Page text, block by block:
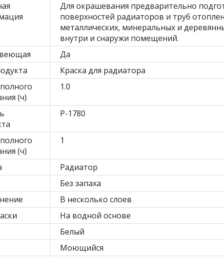
Для окрашевания предварительно
поверхностей радиаторов и труб
металлических, минеральных и
внутри и снаружи помещений.
Да
Краска для радиатора
(ч)
1.0
Р-1780
(ч)
1
Радиатор
Без запаха
В несколько слоев
На водной основе
Белый
Моющийся